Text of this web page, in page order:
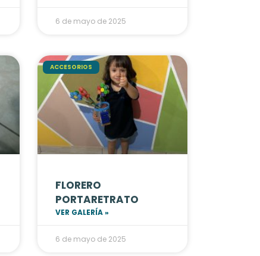
6 de mayo de 2025
ACCESORIOS
FLORERO
PORTARETRATO
VER GALERÍA »
6 de mayo de 2025